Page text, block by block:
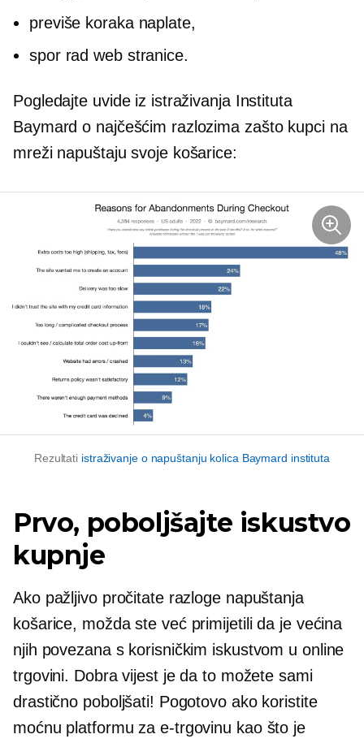
previše koraka naplate,
spor rad web stranice.
Pogledajte uvide iz istraživanja Instituta
Baymard o najčešćim razlozima zašto kupci na
mreži napuštaju svoje košarice:
Rezultati istraživanje o napuštanju kolica Baymard instituta
Prvo, poboljšajte iskustvo
kupnje
Ako pažljivo pročitate razloge napuštanja
košarice, možda ste već primijetili da je većina
njih povezana s korisničkim iskustvom u online
trgovini. Dobra vijest je da to možete sami
drastično poboljšati! Pogotovo ako koristite
moćnu platformu za e-trgovinu kao što je